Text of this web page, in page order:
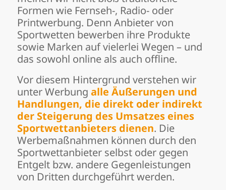
Formen wie Fernseh-, Radio- oder
Printwerbung. Denn Anbieter von
Sportwetten bewerben ihre Produkte
sowie Marken auf vielerlei Wegen – und
das sowohl online als auch offline.
Vor diesem Hintergrund verstehen wir
unter Werbung alle Äußerungen und
Handlungen, die direkt oder indirekt
der Steigerung des Umsatzes eines
Sportwettanbieters dienen. Die
Werbemaßnahmen können durch den
Sportwettanbieter selbst oder gegen
Entgelt bzw. andere Gegenleistungen
von Dritten durchgeführt werden.